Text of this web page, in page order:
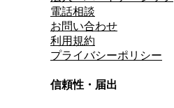
電話相談
お問い合わせ
利用規約
プライバシーポリシー
信頼性・届出